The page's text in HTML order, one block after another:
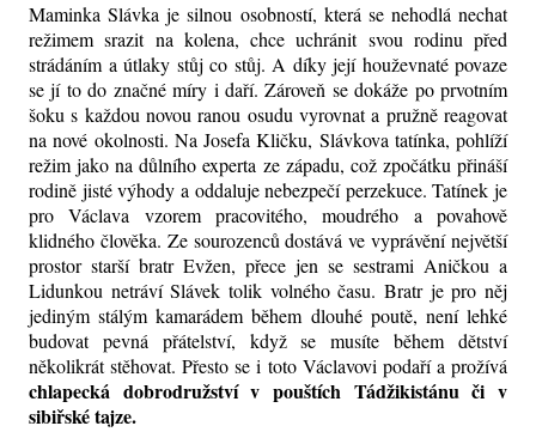
Maminka Slávka je silnou osobností, která se nehodlá nechat
režimem srazit na kolena, chce uchránit svou rodinu před
strádáním a útlaky stůj co stůj. A díky její houževnaté povaze
se jí to do značné míry i daří. Zároveň se dokáže po prvotním
šoku s každou novou ranou osudu vyrovnat a pružně reagovat
na nové okolnosti. Na Josefa Kličku, Slávkova tatínka, pohlíží
režim jako na důlního experta ze západu, což zpočátku přináší
rodině jisté výhody a oddaluje nebezpečí perzekuce. Tatínek je
pro Václava vzorem pracovitého, moudrého a povahově
klidného člověka. Ze sourozenců dostává ve vyprávění největší
prostor starší bratr Evžen, přece jen se sestrami Aničkou a
Lidunkou netráví Slávek tolik volného času. Bratr je pro něj
jediným stálým kamarádem během dlouhé poutě, není lehké
budovat pevná přátelství, když se musíte během dětství
několikrát stěhovat. Přesto se i toto Václavovi podaří a prožívá
chlapecká dobrodružství v pouštích Tádžikistánu či v
sibiřské tajze.